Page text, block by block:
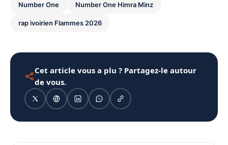
Number One Number One Himra Minz
rap ivoirien Flammes 2026
Cet article vous a plu ? Partagez-le autour
de vous.